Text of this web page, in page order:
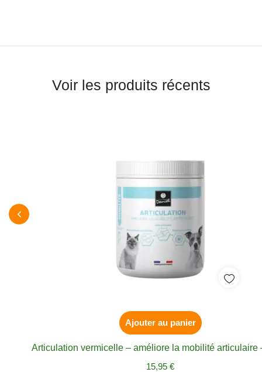
Voir les produits récents
Ajouter au panier
Articulation vermicelle – améliore la mobilité articulaire
15,95 €